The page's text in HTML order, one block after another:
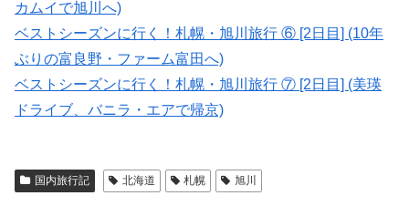
カムイで旭川へ)
ベストシーズンに行く！札幌・旭川旅行 ⑥ [2日目] (10年
ぶりの富良野・ファーム富田へ)
ベストシーズンに行く！札幌・旭川旅行 ⑦ [2日目] (美瑛
ドライブ、バニラ・エアで帰京)
国内旅行記 北海道 札幌 旭川